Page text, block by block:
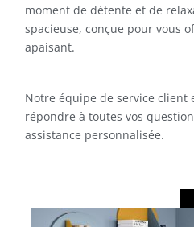
moment de détente et de
spacieuse, conçue pour vous
apaisant.
Notre équipe de service client
répondre à toutes vos
assistance personnalisée.